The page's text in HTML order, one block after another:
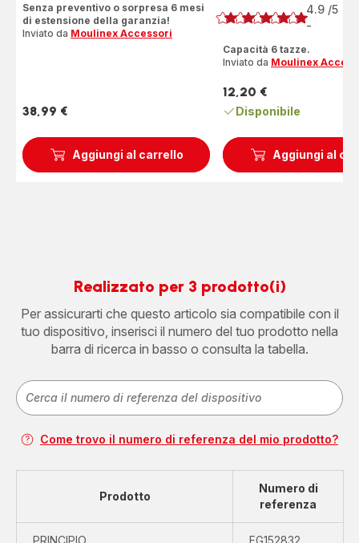
Aggiungi al carrello
Senza preventivo o sorpresa 6 mesi
di estensione della garanzia!
Inviato da Moulinex Accessori
Prezzo
38,99 €
Aggiungi al
4.9 /5
-
Capacità 6 tazze.
Inviato da Moulinex
Prezzo
12,20 €
Disponibile
Realizzato per 3 prodotto(i)
Per assicurarti che questo articolo sia compatibile con il
tuo dispositivo, inserisci il numero del tuo prodotto nella
barra di ricerca in basso o consulta la tabella.
Come trovo il numero di referenza del mio prodotto?
Prodotto
Numero di
referenza
PRINCIPIO FG152832